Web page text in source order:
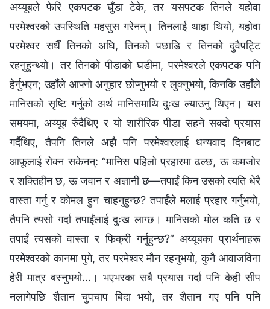
अय्यूबले फेरि एकपटक घुँडा टेके, तर यसपटक तिनले यहोवा
परमेश्‍वरको उपस्थिति महसुस गरेनन्। तिनलाई थाहा थियो, यहोवा
परमेश्‍वर सधैँ तिनको अघि, तिनको पछाडि र तिनको दुवैपट्टि
रहनुहुन्थ्यो। तर तिनको पीडाको घडीमा, परमेश्‍वरले एकपटक पनि
हेर्नुभएन; उहाँले आफ्नो अनुहार छोप्‍नुभयो र लुक्‍नुभयो, किनकि उहाँले
मानिसको सृष्टि गर्नुको अर्थ मानिसमाथि दुःख ल्याउनु थिएन। यस
समयमा, अय्यूब रुँदैथिए र यो शारीरिक पीडा सहने सक्दो प्रयास
गर्दैथिए, तैपनि तिनले अझै पनि परमेश्‍वरलाई धन्यवाद दिनबाट
आफूलाई रोक्‍न सकेनन्: “मानिस पहिलो प्रहारमा ढल्छ, ऊ कमजोर
र शक्तिहीन छ, ऊ जवान र अज्ञानी छ—तपाईं किन उसको त्यति धेरै
वास्ता गर्नु र कोमल हुन चाहनुहुन्छ? तपाईंले मलाई प्रहार गर्नुभयो,
तैपनि त्यसो गर्दा तपाईंलाई दुःख लाग्छ। मानिसको मोल कति छ र
तपाईं त्यसको वास्ता र फिक्री गर्नुहुन्छ?” अय्यूबका प्रार्थनाहरू
परमेश्‍वरको कानमा पुगे, तर परमेश्‍वर मौन रहनुभयो, कुनै आवाजविना
हेरी मात्र बस्‍नुभयो…। भएभरका सबै प्रयास गर्दा पनि केही सीप
नलागेपछि शैतान चुपचाप बिदा भयो, तर शैतान गए पनि पनि